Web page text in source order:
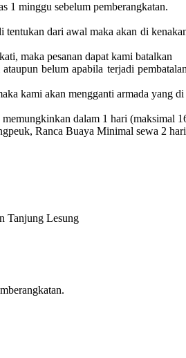
1 minggu sebelum pemberangkatan.
dari awal maka akan di
maka pesanan dapat kami batalkan
belum apabila terjadi
kami akan mengganti armada yang
dalam 1 hari (maksimal
Ranca Buaya Minimal sewa 2 hari
Tanjung Lesung